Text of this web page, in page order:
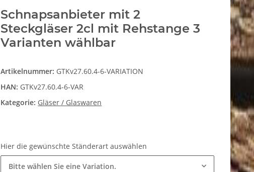
Schnapsanbieter mit 2
Steckgläser 2cl mit Rehstange 3
Varianten wählbar
Artikelnummer: GTKv27.60.4-6-VARIATION
HAN: GTKv27.60.4-6-VAR
Kategorie: Gläser / Glaswaren
Hier die gewünschte Ständerart auswählen
Bitte wählen Sie eine Variation.